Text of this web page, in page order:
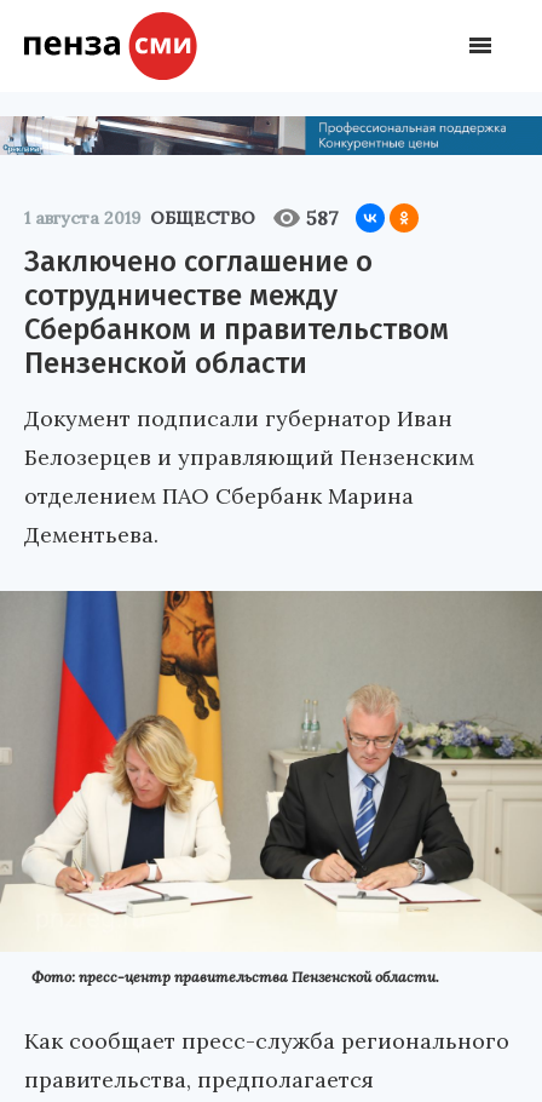
1 августа 2019 ОБЩЕСТВО 587
Заключено соглашение о
сотрудничестве между
Сбербанком и правительством
Пензенской области
Документ подписали губернатор Иван
Белозерцев и управляющий Пензенским
отделением ПАО Сбербанк Марина
Дементьева.
Фото: пресс-центр правительства Пензенской области.
Как сообщает пресс-служба регионального
правительства, предполагается